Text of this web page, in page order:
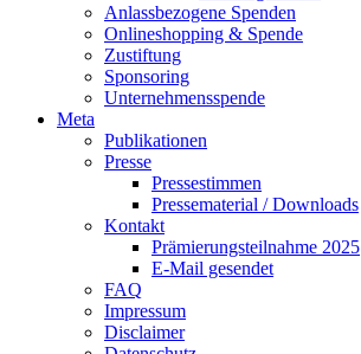
Anlassbezogene Spenden
Onlineshopping & Spende
Zustiftung
Sponsoring
Unternehmensspende
Meta
Publikationen
Presse
Pressestimmen
Pressematerial / Downloads
Kontakt
Prämierungsteilnahme 2025
E-Mail gesendet
FAQ
Impressum
Disclaimer